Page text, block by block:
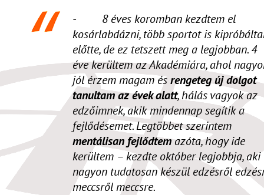
- 8 éves koromban kezdtem el
kosárlabdázni, több sportot is
előtte, de ez tetszett meg a legjobban. 4
éve kerültem az Akadémiára, ahol
jól érzem magam ésrengeteg új dolgot
tanultam az évek alatt, hálás vagyok az
edzőimnek, akik mindennap segítik a
fejlődésemet. Legtöbbet szerintem
mentálisan fejlődtemazóta, hogy ide
kerültem – kezdte október legjobbja, aki
nagyon tudatosan készül edzésről
meccsről meccsre.